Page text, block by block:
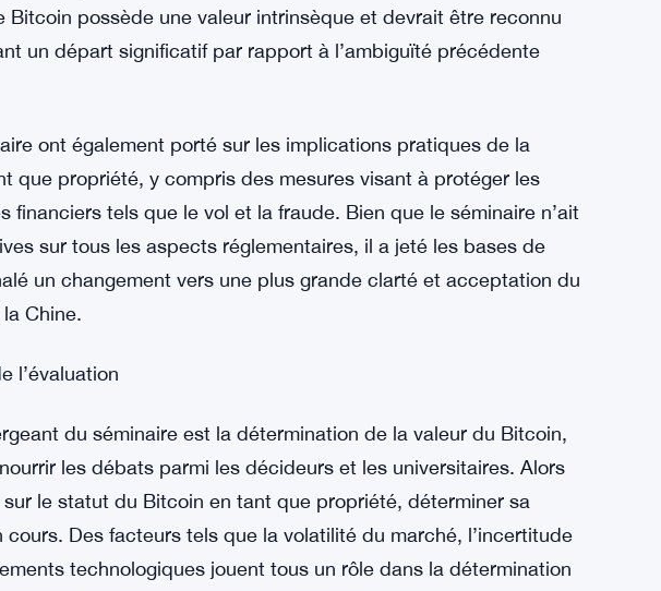
tournant
Organisé par le Parquet populaire de Nanjing, le
et des experts juridiques pour examiner la classification du
ses implications en vertu de la loi chinoise. Le consensus atteint
possède une valeur intrinsèque et devrait être reconnu
un départ significatif par rapport à l’ambiguïté précédente
ont également porté sur les implications pratiques de la
financiers tels que le vol et la fraude. Bien que le séminaire n’ait
sur tous les aspects réglementaires, il a jeté les bases de
un changement vers une plus grande clarté et acceptation du
Chine.